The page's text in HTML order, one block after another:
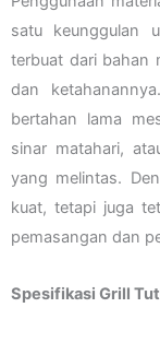
satu keunggulan
terbuat dari bahan
dan
bertahan lama
sinar matahari,
yang melintas.
kuat, tetapi juga
pemasangan dan
Spesifikasi Grill